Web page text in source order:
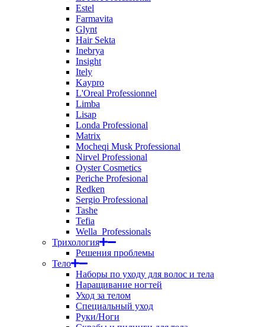
Estel
Farmavita
Glynt
Hair Sekta
Inebrya
Insight
Itely
Kaypro
L'Oreal Professionnel
Limba
Lisap
Londa Professional
Matrix
Mocheqi Musk Professional
Nirvel Professional
Oyster Cosmetics
Periche Profesional
Redken
Sergio Professional
Tashe
Tefia
Wella_Professionals
Трихология
Решения проблемы
Тело
Наборы по уходу для волос и тела
Наращивание ногтей
Уход за телом
Специальный уход
Руки/Ноги